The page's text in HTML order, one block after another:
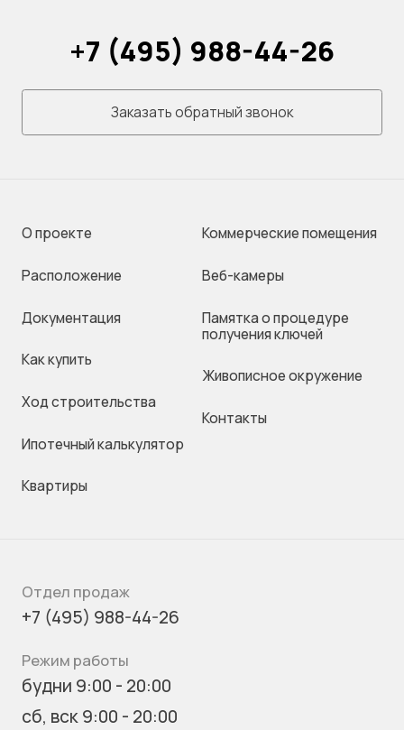
+7 (495) 988-44-26
Заказать обратный звонок
О проекте
Раcположение
Документация
Как купить
Ход строительства
Ипотечный калькулятор
Квартиры
Коммерческие помещения
Веб-камеры
Памятка о процедуре
получения ключей
Живописное окружение
Контакты
Отдел продаж
+7 (495) 988-44-26
Режим работы
будни 9:00 - 20:00
сб, вск 9:00 - 20:00